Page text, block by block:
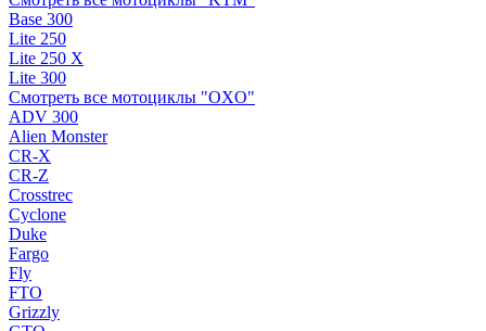
Base 300
Lite 250
Lite 250 X
Lite 300
Смотреть все мотоциклы "OXO"
ADV 300
Alien Monster
CR-X
CR-Z
Crosstrec
Cyclone
Duke
Fargo
Fly
FTO
Grizzly